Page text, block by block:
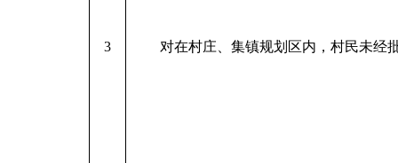
3 对在村庄、集镇规划区内，村民未经